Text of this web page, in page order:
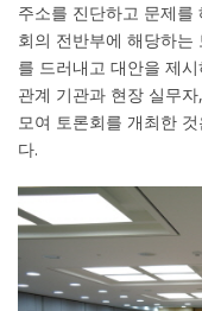
주소를 진단하고 문제를
회의 전반부에 해당하는
를 드러내고 대안을 제
관계 기관과 현장 실무
모여 토론회를 개최한
다.